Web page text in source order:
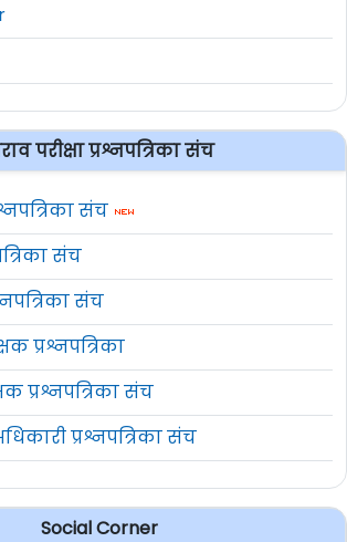
परीक्षा प्रश्नपत्रिका संच
संच
संच
संच
प्रश्नपत्रिका
प्रश्नपत्रिका संच
प्रश्नपत्रिका संच
Social Corner